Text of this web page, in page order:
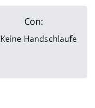
Con:
Keine Handschlaufe